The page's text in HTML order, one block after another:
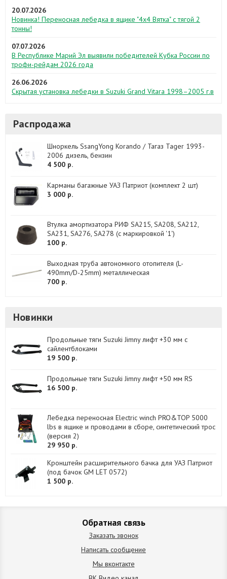
20.07.2026
Новинка! Переносная лебедка в ящике "4х4 Вятка" с тягой 2
тонны!
07.07.2026
В Республике Марий Эл выявили победителей Кубка России по
трофи-рейдам 2026 года
26.06.2026
Скрытая установка лебедки в Suzuki Grand Vitara 1998–2005 г.в
Распродажа
Шноркель SsangYong Korando / Тагаз Tager 1993-
2006 дизель, бензин
4 500 р.
Карманы багажные УАЗ Патриот (комплект 2 шт)
3 000 р.
Втулка амортизатора РИФ SA215, SA208, SA212,
SA231, SA276, SA278 (с маркировкой '1')
100 р.
Выходная труба автономного отопителя (L-
490mm/D-25mm) металлическая
700 р.
Новинки
Продольные тяги Suzuki Jimny лифт +30 мм с
сайлентблоками
19 500 р.
Продольные тяги Suzuki Jimny лифт +50 мм RS
16 500 р.
Лебедка переносная Electric winch PRO&TOP 5000
lbs в ящике и проводами в сборе, синтетический трос
(версия 2)
29 950 р.
Кронштейн расширительного бачка для УАЗ Патриот
(под бачок GM LET 0572)
1 500 р.
Обратная связь
Заказать звонок
Написать сообщение
Мы вконтакте